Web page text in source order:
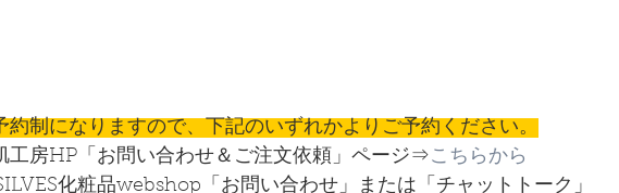
約制になりますので、下記のいずれかよりご予約ください。
房HP「お問い合わせ＆ご注文依頼」ページ⇒こちらから
化粧品webshop「お問い合わせ」または「チャットトーク」